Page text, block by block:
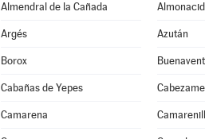
Almendral de la Cañada
Argés Azután
Borox
Cabañas de Yepes
Camarena